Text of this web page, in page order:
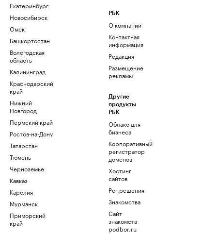
Екатеринбург
Новосибирск
Омск
Башкортостан
Вологодская
область
Калининград
Краснодарский
край
Нижний
Новгород
Пермский край
Ростов-на-Дону
Татарстан
Тюмень
Черноземье
Кавказ
Карелия
Мурманск
Приморский
край
РБК
О компании
Контактная
информация
Редакция
Размещение
рекламы
Другие
продукты
РБК
Облако для
бизнеса
Корпоративный
регистратор
доменов
Хостинг
сайтов
Рег.решения
Знакомства
Сайт
знакомств
podbor.ru